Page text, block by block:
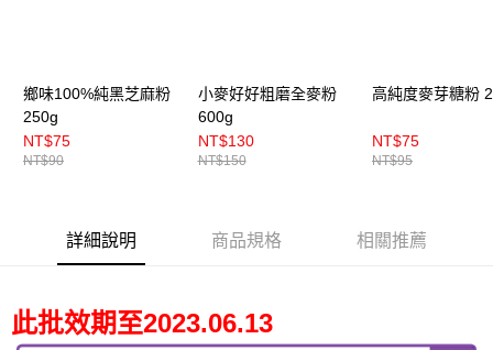
鄉味100%純黑芝麻粉
250g
NT$75
NT$90
小麥好好粗磨全麥粉
600g
NT$130
NT$150
高純度麥芽糖粉
NT$75
NT$95
詳細說明 商品規格 相關推薦
此批效期至2023.06.13